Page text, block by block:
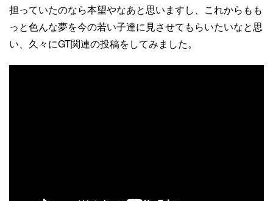
担っていたのなら本望やなあと思いますし、これからもも
っと色んな夢を今の若い子達に見させてもらいたいなと思
い、久々にGT関連の投稿をしてみました。